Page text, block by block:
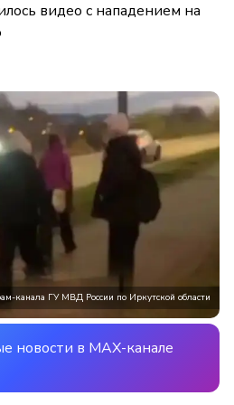
видео с нападением на
канала ГУ МВД России по Иркутской области
новости в MAX-канале